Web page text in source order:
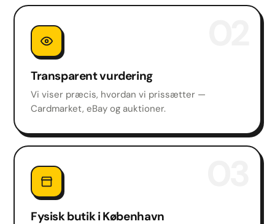
Transparent vurdering
Vi viser præcis, hvordan vi prissætter —
Cardmarket, eBay og auktioner.
Fysisk butik i København